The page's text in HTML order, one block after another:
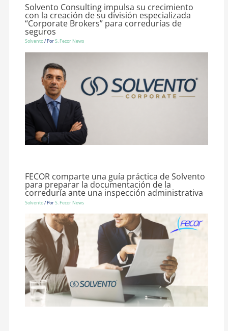
Solvento Consulting impulsa su crecimiento
con la creación de su división especializada
“Corporate Brokers” para corredurías de
seguros
Solvento/ PorS. Fecor News
FECOR comparte una guía práctica de Solvento
para preparar la documentación de la
correduría ante una inspección administrativa
Solvento/ PorS. Fecor News